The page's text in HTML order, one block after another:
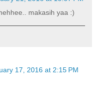
makasih yaa :)
17, 2016 at 2:15 PM